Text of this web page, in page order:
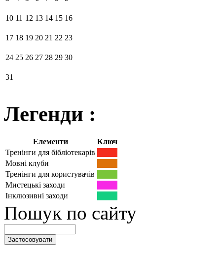
10 11 12 13 14 15 16
17 18 19 20 21 22 23
24 25 26 27 28 29 30
31
Легенди :
Елементи
Ключ
Тренінги для бібліотекарів
Мовні клуби
Тренінги для користувачів
Мистецькі заходи
Інклюзивні заходи
Пошук по сайту